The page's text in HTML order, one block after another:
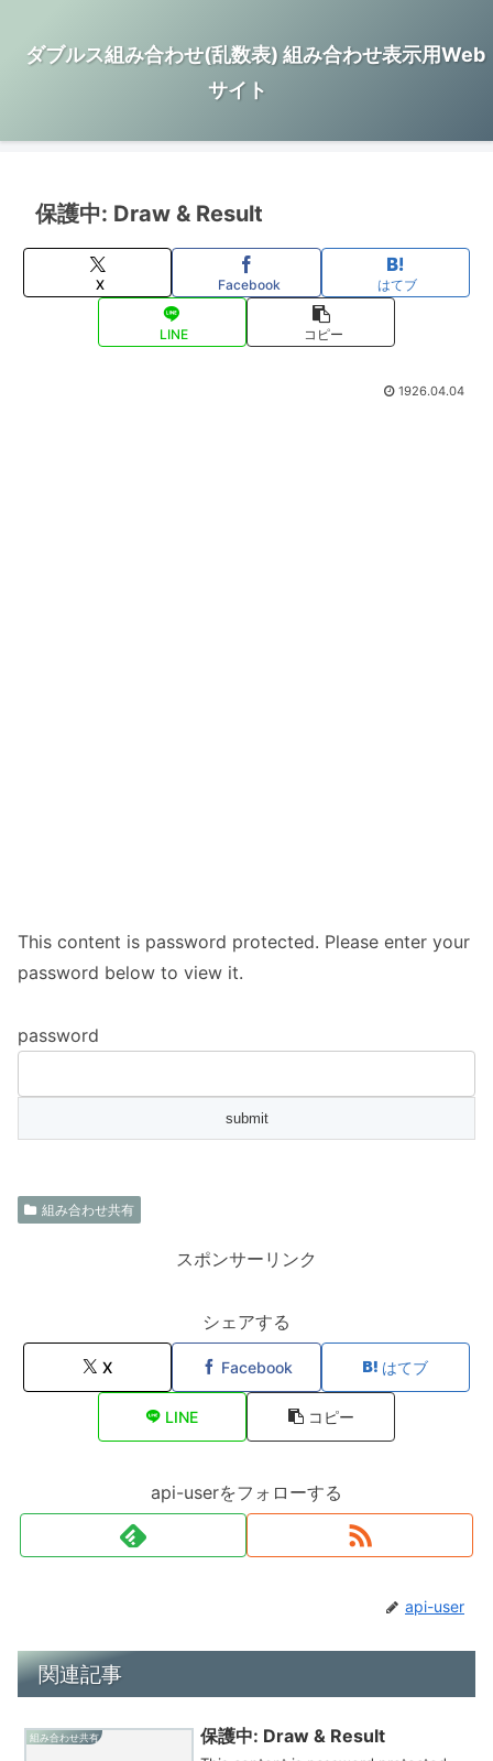
ダブルス組み合わせ(乱数表) 組み合わせ表示用Web
サイト
保護中: Draw & Result
X Facebook はてブ
LINE コピー
1926.04.04
This content is password protected. Please enter your
password below to view it.
password
組み合わせ共有
スポンサーリンク
シェアする
X Facebook はてブ
LINE コピー
api-userをフォローする
api-user
関連記事
組み合わせ共有 保護中: Draw & Result